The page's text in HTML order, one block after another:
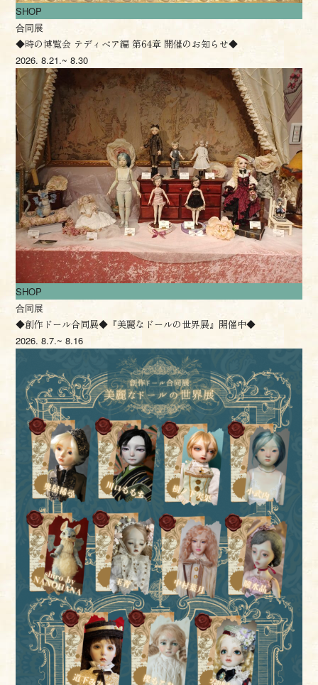
SHOP
合同展
◆時の博覧会 テディベア編 第64章 開催のお知らせ◆
2026.8.21.~ 8.30
SHOP
合同展
◆創作ドール合同展◆『美麗なドールの世界展』開催中◆
2026.8.7.~ 8.16